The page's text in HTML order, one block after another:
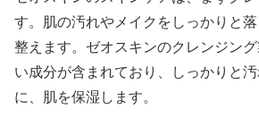
す。肌の汚れやメイクをしっかりと
整えます。ゼオスキンのクレンジン
い成分が含まれており、しっかりと
に、肌を保湿します。